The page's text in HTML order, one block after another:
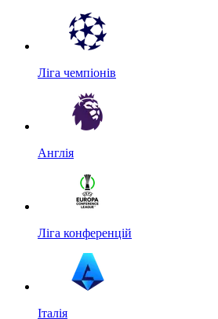
Ліга чемпіонів
Англія
Ліга конференцій
Італія